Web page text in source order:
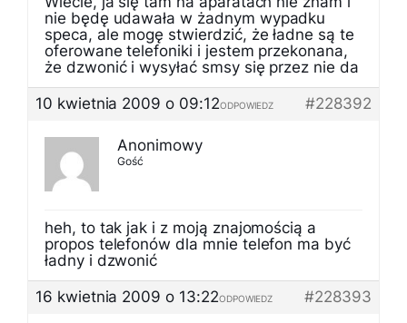
nie będę udawała w żadnym wypadku
speca, ale mogę stwierdzić, że ładne są te
oferowane telefoniki i jestem przekonana,
że dzwonić i wysyłać smsy się przez nie da
10 kwietnia 2009 o 09:12
#228392
ODPOWIEDZ
Anonimowy
Gość
heh, to tak jak i z moją znajomością a
propos telefonów dla mnie telefon ma być
ładny i dzwonić
16 kwietnia 2009 o 13:22
#228393
ODPOWIEDZ